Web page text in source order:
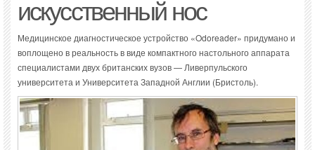
искусственный нос
Медицинское диагностическое устройство «Odoreader» придумано и
воплощено в реальность в виде компактного настольного аппарата
специалистами двух британских вузов — Ливерпульского
университета и Университета Западной Англии (Бристоль).